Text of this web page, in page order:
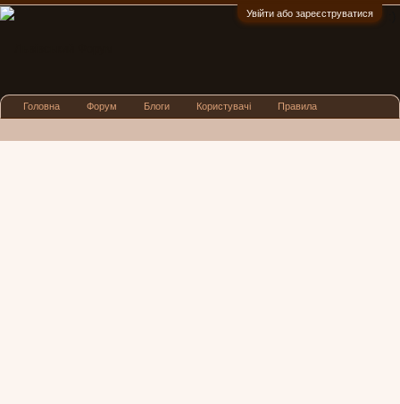
Увійти або зареєструватися
Головна Форум Блоги Користувачі Правила